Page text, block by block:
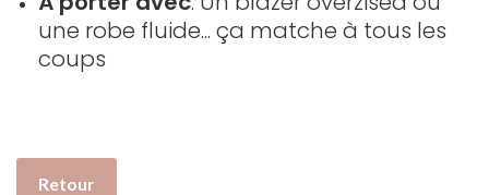
une robe fluide... ça matche à tous les
coups
Retour